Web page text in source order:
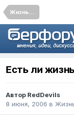
Жизнь...
Есть ли
Автор RedDevils
8 июня, 2006 в